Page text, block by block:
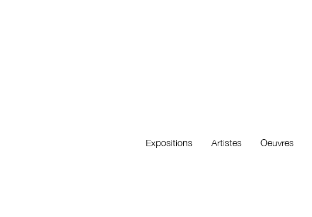
Expositions Artistes Oeuvres